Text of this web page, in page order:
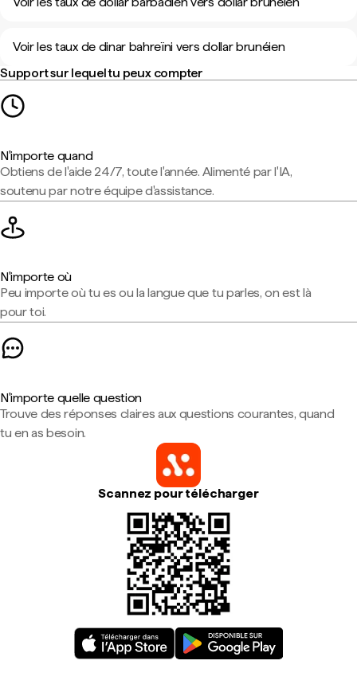
Voir les taux de dinar bahreïni vers dollar brunéien
Support sur lequel tu peux compter
N'importe quand
Obtiens de l'aide 24/7, toute l'année. Alimenté par l'IA,
soutenu par notre équipe d'assistance.
N'importe où
Peu importe où tu es ou la langue que tu parles, on est là
pour toi.
N'importe quelle question
Trouve des réponses claires aux questions courantes, quand
tu en as besoin.
Scannez pour télécharger